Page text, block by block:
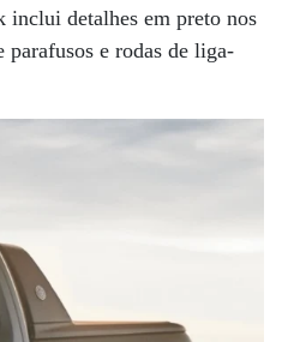
inclui detalhes em preto nos
parafusos e rodas de liga-